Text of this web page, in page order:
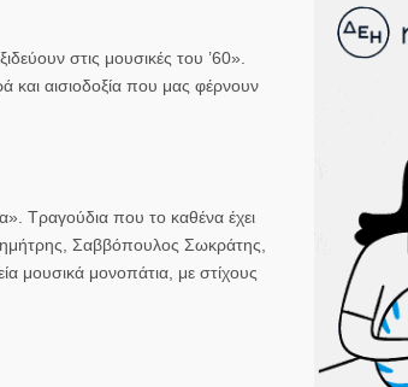
στις μουσικές του ’60».
και αισιοδοξία που μας φέρνουν
Τραγούδια που το καθένα έχει
Δημήτρης, Σαββόπουλος Σωκράτης,
μουσικά μονοπάτια, με στίχους